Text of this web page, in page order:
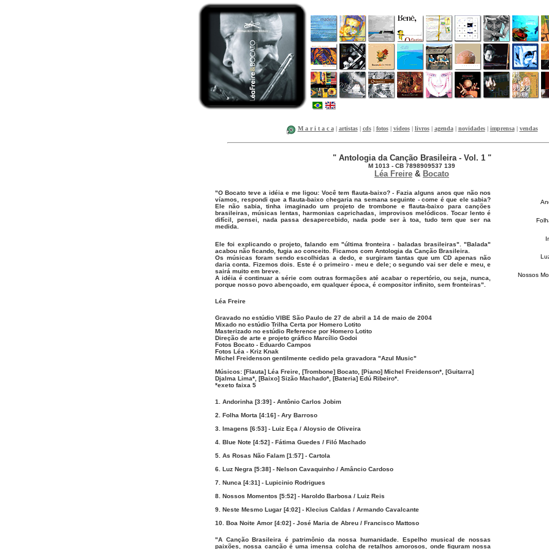
M a r i t a c a| artistas| cds| fotos| videos | livros| agenda| novidades| imprensa | vendas
" Antologia da Canção Brasileira - Vol. 1 "
M 1013 - CB 7898909537 139
Léa Freire & Bocato
"O Bocato teve a idéia e me ligou: Você tem flauta-baixo? - Fazia alguns anos que não nos
víamos, respondi que a flauta-baixo chegaria na semana seguinte - come é que ele sabia?
Ele não sabia, tinha imaginado um projeto de trombone e flauta-baixo para canções
brasileiras, músicas lentas, harmonias caprichadas, improvisos melódicos. Tocar lento é
difícil, pensei, nada passa desapercebido, nada pode ser à toa, tudo tem que ser na
medida.
Ele foi explicando o projeto, falando em "última fronteira - baladas brasileiras". "Balada"
acabou não ficando, fugia ao conceito. Ficamos com Antologia da Canção Brasileira.
Os músicas foram sendo escolhidas a dedo, e surgiram tantas que um CD apenas não
daria conta. Fizemos dois. Este é o primeiro - meu e dele; o segundo vai ser dele e meu, e
sairá muito em breve.
A idéia é continuar a série com outras formações até acabar o repertório, ou seja, nunca,
porque nosso povo abençoado, em qualquer época, é compositor infinito, sem fronteiras".
Léa Freire
Gravado no estúdio VIBE São Paulo de 27 de abril a 14 de maio de 2004
Mixado no estúdio Trilha Certa por Homero Lotito
Masterizado no estúdio Reference por Homero Lotito
Direção de arte e projeto gráfico Marcílio Godoi
Fotos Bocato - Eduardo Campos
Fotos Léa - Kriz Knak
Michel Freidenson gentilmente cedido pela gravadora "Azul Music"
Músicos: [Flauta] Léa Freire, [Trombone] Bocato, [Piano] Michel Freidenson*, [Guitarra]
Djalma Lima*, [Baixo] Sizão Machado*, [Bateria] Edú Ribeiro*.
*exeto faixa 5
1. Andorinha [3:39] - Antônio Carlos Jobim
2. Folha Morta [4:16] - Ary Barroso
3. Imagens [6:53] - Luiz Eça / Aloysio de Oliveira
4. Blue Note [4:52] - Fátima Guedes / Filó Machado
5. As Rosas Não Falam [1:57] - Cartola
6. Luz Negra [5:38] - Nelson Cavaquinho / Amâncio Cardoso
7. Nunca [4:31] - Lupicinio Rodrigues
8. Nossos Momentos [5:52] - Haroldo Barbosa / Luiz Reis
9. Neste Mesmo Lugar [4:02] - Klecius Caldas / Armando Cavalcante
10. Boa Noite Amor [4:02] - José Maria de Abreu / Francisco Mattoso
"A Canção Brasileira é patrimônio da nossa humanidade. Espelho musical de nossas
paixões, nossa canção é uma imensa colcha de retalhos amorosos, onde figuram nossa
Nossos